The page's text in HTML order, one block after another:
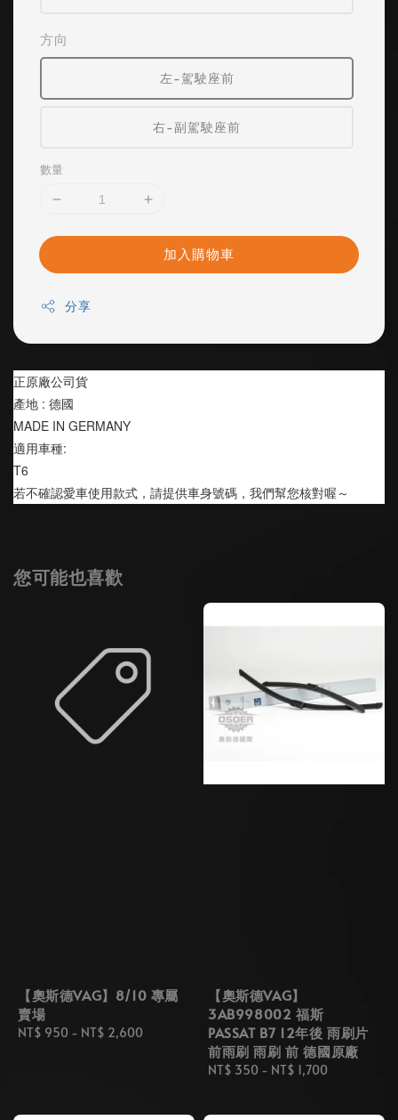
方向
左-駕駛座前
右-副駕駛座前
數量
加入購物車
分享
正原廠公司貨
產地 : 德國
MADE IN GERMANY
適用車種:
T6
若不確認愛車使用款式，請提供車身號碼，我們幫您核對喔～
您可能也喜歡
【奧斯德VAG】8/10 專屬
賣場
Regular
NT$ 950 - NT$ 2,600
【奧斯德VAG】
3AB998002 福斯
PASSAT B7 12年後 雨刷片
前雨刷 雨刷 前 德國原廠
Regular
NT$ 350 - NT$ 1,700